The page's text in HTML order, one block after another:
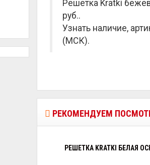
Решетка Kratki
руб..
Узнать наличие,
(МСК).
РЕКОМЕНДУЕМ
РЕШЕТКА KRATKI БЕЛАЯ